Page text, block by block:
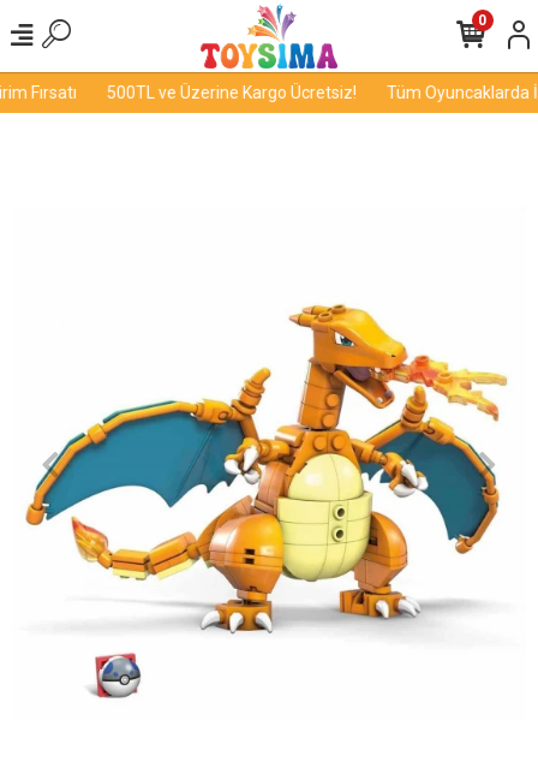
Fırsatı 500TL ve Üzerine Kargo Ücretsiz! Tüm Oyuncaklarda
0